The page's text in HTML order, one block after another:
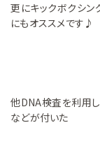
更にキックボクシン
にもオススメです♪
他DNA検査を利用
などが付いた